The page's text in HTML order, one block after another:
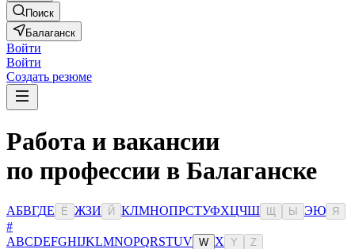
Поиск
Балаганск
Войти
Войти
Создать резюме
Работа и вакансии
по профессии в Балаганске
АБВГДЕ Ё ЖЗИ Й КЛМНОПРСТУФХЦЧШ Ы ЭЮ Я
#
ABCDEFGHIJKLMNOPQRSTUV W X Y Z